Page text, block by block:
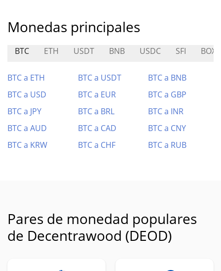
Monedas principales
BTC ETH USDT BNB USDC SFI BOX
BTC a ETH BTC a USDT
BTC a BNB
BTC a USD
BTC a EUR
BTC a GBP
BTC a JPY
BTC a BRL
BTC a INR
BTC a AUD
BTC a CAD
BTC a CNY
BTC a KRW
BTC a CHF BTC a RUB
Pares de monedad populares
de Decentrawood (DEOD)